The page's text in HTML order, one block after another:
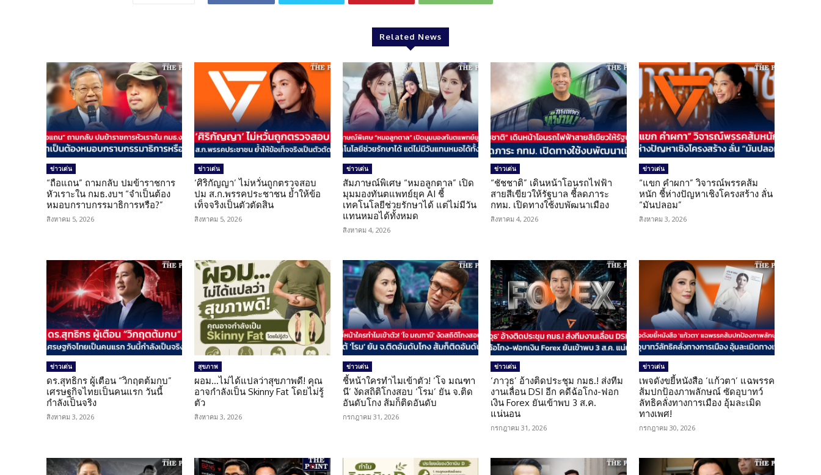
Related News
ข่าวเด่น
“ถือแถน” ถามกลับ ปมข้าราชการ
หัวเราะใน กมธ.งบฯ “จำเป็นต้อง
หมอบกราบกรรมาธิการหรือ?”
สิงหาคม 5, 2026
ข่าวเด่น
‘ศิริกัญญา’ ไม่หวั่นถูกตรวจสอบ
ปม ส.ก.พรรคประชาชน ย้ำให้ข้อ
เท็จจริงเป็นตัวตัดสิน
สิงหาคม 5, 2026
ข่าวเด่น
สัมภาษณ์พิเศษ “หมอลูกตาล” เปิด
มุมมองทันตแพทย์ยุค AI ชี้
เทคโนโลยีช่วยรักษาได้ แต่ไม่มีวัน
แทนหมอได้ทั้งหมด
สิงหาคม 4, 2026
ข่าวเด่น
“ชัชชาติ” เดินหน้าโอนรถไฟฟ้า
สายสีเขียวให้รัฐบาล ชี้ลดภาระ
กทม. เปิดทางใช้งบพัฒนาเมือง
สิงหาคม 4, 2026
ข่าวเด่น
“แขก คำผกา” วิจารณ์พรรคส้ม
หนัก ชี้ห่างปัญหาเชิงโครงสร้าง ลั่น
“มันปลอม”
สิงหาคม 3, 2026
ข่าวเด่น
ดร.สุทธิกร ผู้เตือน “วิกฤตต้มกบ”
เศรษฐกิจไทยเป็นคนแรก วันนี้
กำลังเป็นจริง
สิงหาคม 3, 2026
สุขภาพ
ผอม…ไม่ได้แปลว่าสุขภาพดี! คุณ
อาจกำลังเป็น Skinny Fat โดยไม่รู้
ตัว
สิงหาคม 3, 2026
ข่าวเด่น
ชี้หน้าใครทำไมเข้าตัว! ‘โจ มณฑา
นี’ งัดสถิติโกงสอบ ‘โรม’ ยัน จ.ติด
อันดับโกง ส้มก็ติดอันดับ
กรกฎาคม 31, 2026
ข่าวเด่น
‘ภาวุธ’ อ้างติดประชุม กมธ.! ส่งทีม
งานเลื่อน DSI อีก คดีฉ้อโกง-ฟอก
เงิน Forex ยันเข้าพบ 3 ส.ค.
แน่นอน
กรกฎาคม 31, 2026
ข่าวเด่น
เพจดังขยี้หนังสือ ‘แก้วตา’ แฉพรรค
ส้มปกป้องภาพลักษณ์ ซัดอุบาทว์
ลัทธิคลั่งทางการเมือง อุ้มละเมิด
ทางเพศ!
กรกฎาคม 30, 2026